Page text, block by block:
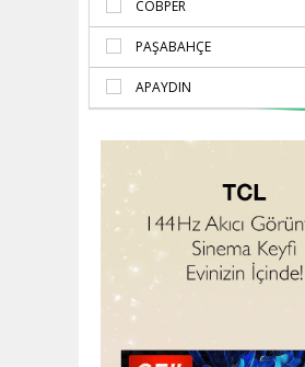
COBPER
PAŞABAHÇE
APAYDIN